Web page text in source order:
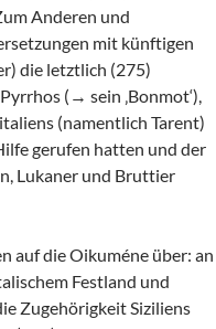
Anderen und
mit künftigen
die letztlich (275)
(→ sein ‚Bonmot‘),
(namentlich Tarent)
gerufen hatten und der
Lukaner und Bruttier
auf die Oikuméne über: an
Festland und
Zugehörigkeit Siziliens